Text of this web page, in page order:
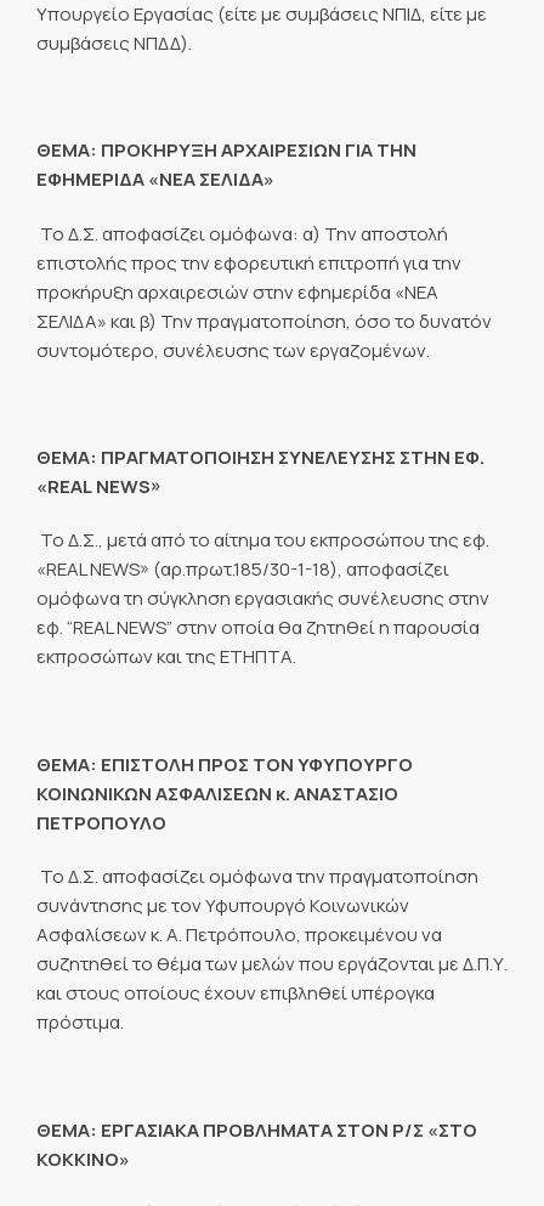
Υπουργείο Εργασίας (είτε με συμβάσεις ΝΠΙΔ, είτε με
συμβάσεις ΝΠΔΔ).
ΘΕΜΑ: ΠΡΟΚΗΡΥΞΗ ΑΡΧΑΙΡΕΣΙΩΝ ΓΙΑ ΤΗΝ
ΕΦΗΜΕΡΙΔΑ «ΝΕΑ ΣΕΛΙΔΑ»
Το Δ.Σ. αποφασίζει ομόφωνα: α) Την αποστολή
επιστολής προς την εφορευτική επιτροπή για την
προκήρυξη αρχαιρεσιών στην εφημερίδα «ΝΕΑ
ΣΕΛΙΔΑ» και β) Την πραγματοποίηση, όσο το δυνατόν
συντομότερο, συνέλευσης των εργαζομένων.
ΘΕΜΑ: ΠΡΑΓΜΑΤΟΠΟΙΗΣΗ ΣΥΝΕΛΕΥΣΗΣ ΣΤΗΝ ΕΦ.
«REALNEWS»
Το Δ.Σ., μετά από το αίτημα του εκπροσώπου της εφ.
«REAL NEWS» (αρ.πρωτ.185/30-1-18), αποφασίζει
ομόφωνα τη σύγκληση εργασιακής συνέλευσης στην
εφ. “REAL NEWS” στην οποία θα ζητηθεί η παρουσία
εκπροσώπων και της ΕΤΗΠΤΑ.
ΘΕΜΑ: ΕΠΙΣΤΟΛΗ ΠΡΟΣ ΤΟΝ ΥΦΥΠΟΥΡΓΟ
ΚΟΙΝΩΝΙΚΩΝ ΑΣΦΑΛΙΣΕΩΝ κ. ΑΝΑΣΤΑΣΙΟ
ΠΕΤΡΟΠΟΥΛΟ
Το Δ.Σ. αποφασίζει ομόφωνα την πραγματοποίηση
συνάντησης με τον Υφυπουργό Κοινωνικών
Ασφαλίσεων κ. Α. Πετρόπουλο, προκειμένου να
συζητηθεί το θέμα των μελών που εργάζονται με Δ.Π.Υ.
και στους οποίους έχουν επιβληθεί υπέρογκα
πρόστιμα.
ΘΕΜΑ: ΕΡΓΑΣΙΑΚΑ ΠΡΟΒΛΗΜΑΤΑ ΣΤΟΝ Ρ/Σ «ΣΤΟ
ΚΟΚΚΙΝΟ»